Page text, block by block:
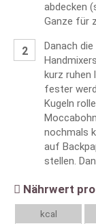
abdecken
Ganze für
Danach
kurz ruhen
fester
Kugeln
nochmals
auf
stellen.
Nährwert
kcal